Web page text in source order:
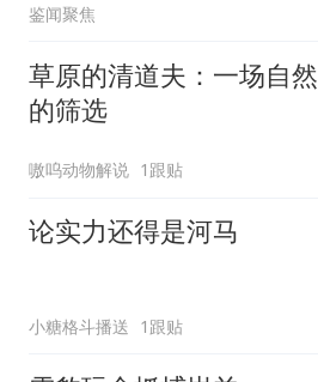
鉴闻聚焦
草原的清道夫：一场自然
的筛选
嗷呜动物解说 1跟贴
论实力还得是河马
小糖格斗播送 1跟贴